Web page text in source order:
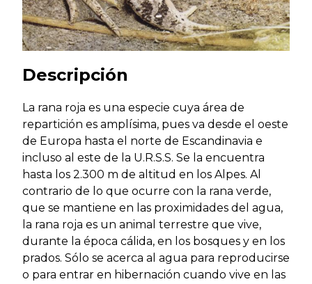
Descripción
La rana roja es una especie cuya área de
repartición es amplísima, pues va desde el oeste
de Europa hasta el norte de Escandinavia e
incluso al este de la U.R.S.S. Se la encuentra
hasta los 2.300 m de altitud en los Alpes. Al
contrario de lo que ocurre con la rana verde,
que se mantiene en las proximidades del agua,
la rana roja es un animal terrestre que vive,
durante la época cálida, en los bosques y en los
prados. Sólo se acerca al agua para reproducirse
o para entrar en hibernación cuando vive en las